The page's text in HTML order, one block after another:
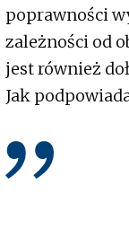
poprawności
zależności od
jest również
Jak